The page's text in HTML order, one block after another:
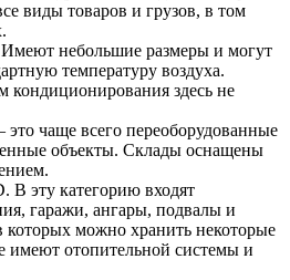
виды товаров и грузов, в том
небольшие размеры и могут
температуру воздуха.
кондиционирования здесь не
это чаще всего переоборудованные
объекты. Склады оснащены
В эту категорию входят
гаражи, ангары, подвалы и
которых можно хранить некоторые
имеют отопительной системы и